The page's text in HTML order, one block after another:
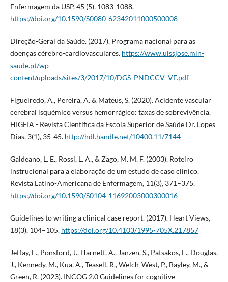
Enfermagem da USP, 45 (5), 1083-1088.
https://doi.org/10.1590/S0080-62342011000500008
Direção-Geral da Saúde. (2017). Programa nacional para as
doenças cérebro-cardiovasculares. https://www.ulssjose.min-
saude.pt/wp-
content/uploads/sites/3/2017/10/DGS_PNDCCV_VF.pdf
Figueiredo, A., Pereira, A. & Mateus, S. (2020). Acidente vascular
cerebral isquémico versus hemorrágico: taxas de sobrevivência.
HIGEIA - Revista Científica da Escola Superior de Saúde Dr. Lopes
Dias, 3(1), 35-45. http://hdl.handle.net/10400.11/7144
Galdeano, L. E., Rossi, L. A., & Zago, M. M. F. (2003). Roteiro
instrucional para a elaboração de um estudo de caso clínico.
Revista Latino-Americana de Enfermagem, 11(3), 371–375.
https://doi.org/10.1590/S0104-11692003000300016
Guidelines to writing a clinical case report. (2017). Heart Views,
18(3), 104–105. https://doi.org/10.4103/1995-705X.217857
Jeffay, E., Ponsford, J., Harnett, A., Janzen, S., Patsakos, E., Douglas,
J., Kennedy, M., Kua, A., Teasell, R., Welch-West, P., Bayley, M., &
Green, R. (2023). INCOG 2.0 Guidelines for cognitive